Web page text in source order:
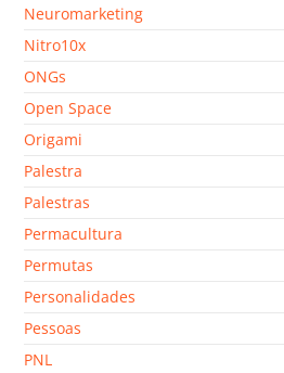
Neuromarketing
Nitro10x
ONGs
Open Space
Origami
Palestra
Palestras
Permacultura
Permutas
Personalidades
Pessoas
PNL